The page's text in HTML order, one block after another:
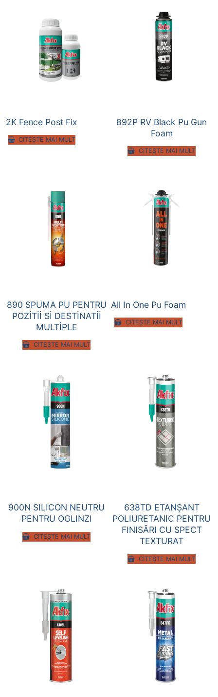
2K Fence Post Fix
CITEȘTE MAI MULT
892P RV Black Pu Gun
Foam
CITEȘTE MAI MULT
890 SPUMA PU PENTRU
POZİTİİ Sİ DESTİNATİİ
MULTİPLE
CITEȘTE MAI MULT
All In One Pu Foam
CITEȘTE MAI MULT
900N SILICON NEUTRU
PENTRU OGLINZI
CITEȘTE MAI MULT
638TD ETANŞANT
POLIURETANIC PENTRU
FINISĂRI CU SPECT
TEXTURAT
CITEȘTE MAI MULT